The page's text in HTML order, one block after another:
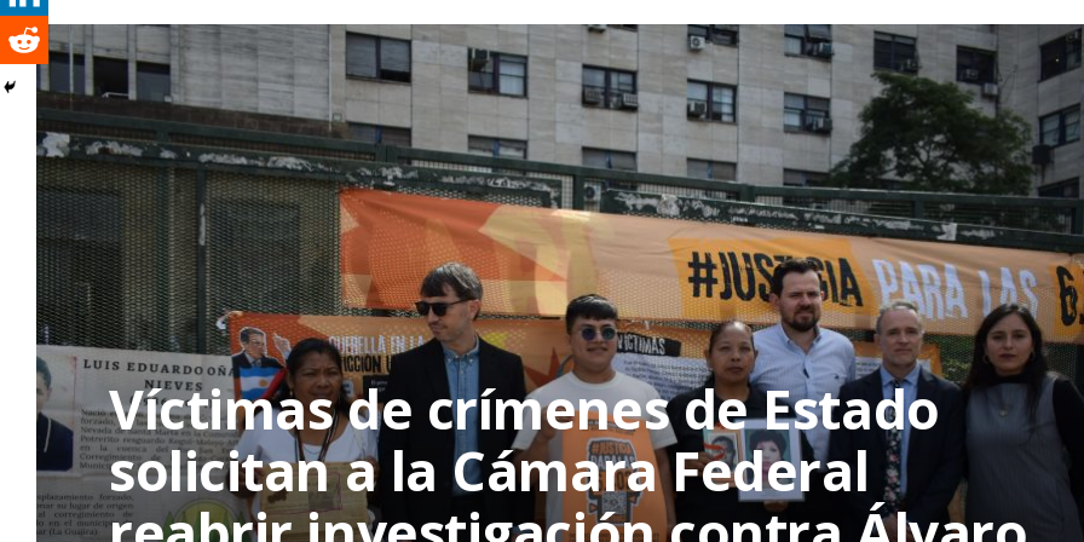
Víctimas de crímenes de Estado
solicitan a la Cámara Federal